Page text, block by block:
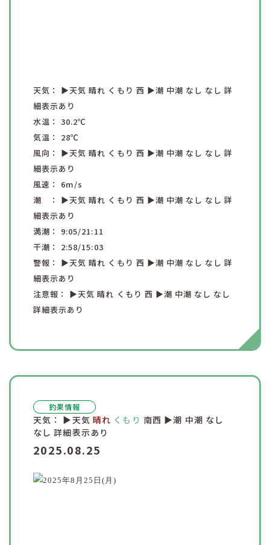
天気： ▶︎天気晴れ くもり 西 ▶︎潮 中潮 なし なし詳
細表示あり
水温：30.2℃
気温： 28℃
風向： ▶︎天気晴れ くもり 西 ▶︎潮 中潮 なし なし詳
細表示あり
風速： 6m/s
潮 ： ▶︎天気晴れ くもり 西 ▶︎潮 中潮 なし なし詳
細表示あり
満潮： 9:05/21:11
干潮： 2:58/15:03
警報： ▶︎天気晴れ くもり 西 ▶︎潮 中潮 なし なし詳
細表示あり
注意報： ▶︎天気晴れ くもり 西 ▶︎潮 中潮 なし なし
詳細表示あり
釣果情報
天気： ▶︎天気 晴れ くもり 南西 ▶︎潮 中潮 なし
なし 詳細表示あり
2025.08.25